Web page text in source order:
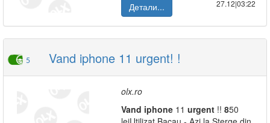
Детали... 27.12|03:22
5 Vand iphone 11 urgent! !
olx.ro
Vand iphone 11 urgent !! 850